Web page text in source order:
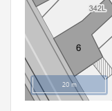
20 m